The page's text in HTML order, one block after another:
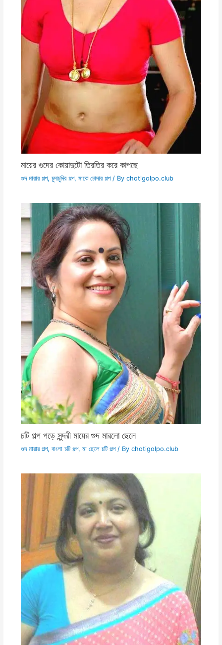
মায়ের গুদের কোয়াদুটো তিরতির করে কাপছে
গুদ মারার গল্প, চুদাচুদির গল্প, মাকে চোদার গল্প/ By chotigolpo.club
চটি গল্প পড়ে সুন্দরী মায়ের গুদ মারলো ছেলে
গুদ মারার গল্প, বাংলা চটি গল্প, মা ছেলে চটি গল্প/ By chotigolpo.club